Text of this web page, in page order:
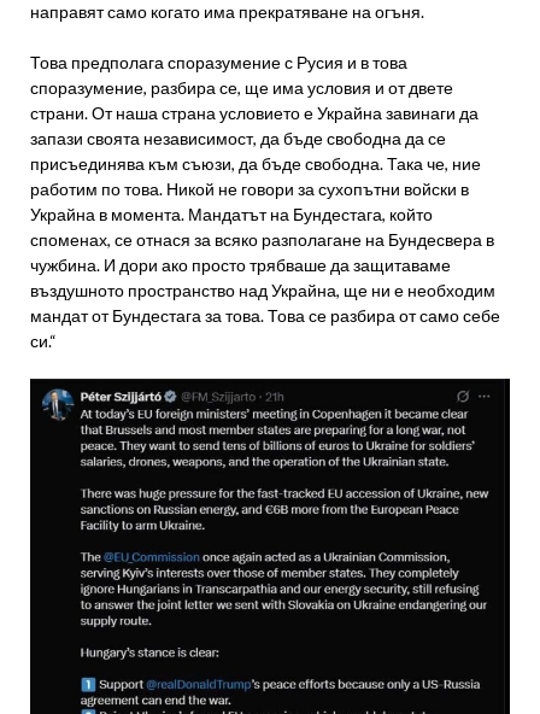
направят само когато има прекратяване на огъня.
Това предполага споразумение с Русия и в това
споразумение, разбира се, ще има условия и от двете
страни. От наша страна условието е Украйна завинаги да
запази своята независимост, да бъде свободна да се
присъединява към съюзи, да бъде свободна. Така че, ние
работим по това. Никой не говори за сухопътни войски в
Украйна в момента. Мандатът на Бундестага, който
споменах, се отнася за всяко разполагане на Бундесвера в
чужбина. И дори ако просто трябваше да защитаваме
въздушното пространство над Украйна, ще ни е необходим
мандат от Бундестага за това. Това се разбира от само себе
си.“